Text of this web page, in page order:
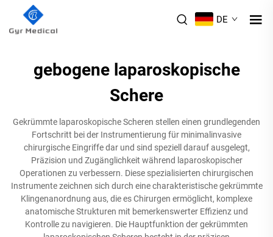
DE
gebogene laparoskopische
Schere
Gekrümmte laparoskopische Scheren stellen einen grundlegenden
Fortschritt bei der Instrumentierung für minimalinvasive
chirurgische Eingriffe dar und sind speziell darauf ausgelegt,
Präzision und Zugänglichkeit während laparoskopischer
Operationen zu verbessern. Diese spezialisierten chirurgischen
Instrumente zeichnen sich durch eine charakteristische gekrümmte
Klingenanordnung aus, die es Chirurgen ermöglicht, komplexe
anatomische Strukturen mit bemerkenswerter Effizienz und
Kontrolle zu navigieren. Die Hauptfunktion der gekrümmten